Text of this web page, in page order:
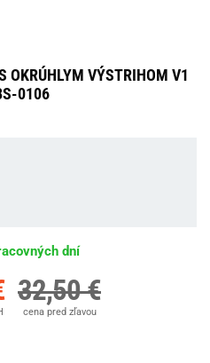
OKRÚHLYM VÝSTRIHOM V1
0106
dní
32,50 €
cena pred zľavou